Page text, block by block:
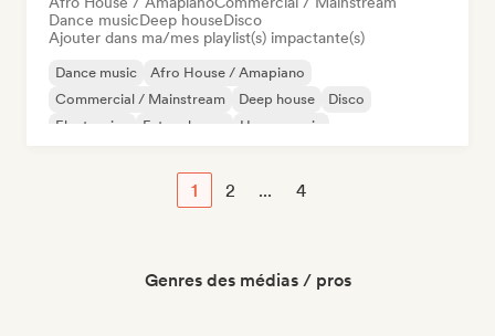
Dance musicDeep houseDisco
Ajouter dans ma/mes playlist(s) impactante(s)
Dance music
Afro House / Amapiano
Commercial / Mainstream
Deep house
Disco
Electronica
Future house House music
1 2 ... 4
Genres des médias / pros